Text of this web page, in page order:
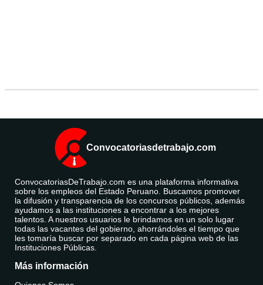
Convocatoriasdetrabajo.com
ConvocatoriasDeTrabajo.com es una plataforma informativa
sobre los empleos del Estado Peruano. Buscamos promover
la difusión y transparencia de los concursos públicos, además
ayudamos a las instituciones a encontrar a los mejores
talentos. A nuestros usuarios le brindamos en un solo lugar
todas las vacantes del gobierno, ahorrándoles el tiempo que
les tomaría buscar por separado en cada página web de las
Instituciones Públicas.
Más información